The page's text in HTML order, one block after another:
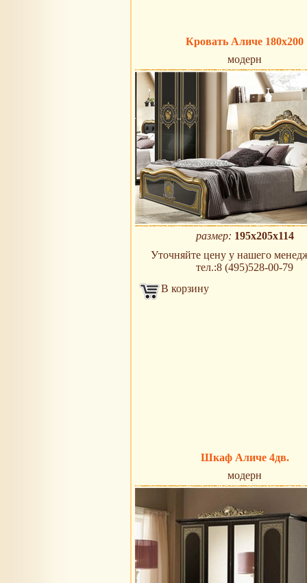
Кровать Аличе 180х200
модерн
размер: 195х205х114
Уточняйте цену у нашего
тел.:8 (495)528-00-79
В корзину
Шкаф Аличе 4дв.
модерн